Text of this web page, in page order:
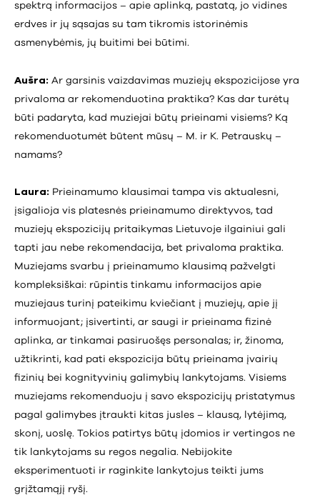
spektrą informacijos – apie aplinką, pastatą, jo vidines
erdves ir jų sąsajas su tam tikromis istorinėmis
asmenybėmis, jų buitimi bei būtimi.
Aušra: Ar garsinis vaizdavimas muziejų ekspozicijose yra
privaloma ar rekomenduotina praktika? Kas dar turėtų
būti padaryta, kad muziejai būtų prieinami visiems? Ką
rekomenduotumėt būtent mūsų – M. ir K. Petrauskų –
namams?
Laura: Prieinamumo klausimai tampa vis aktualesni,
įsigalioja vis platesnės prieinamumo direktyvos, tad
muziejų ekspozicijų pritaikymas Lietuvoje ilgainiui gali
tapti jau nebe rekomendacija, bet privaloma praktika.
Muziejams svarbu į prieinamumo klausimą pažvelgti
kompleksiškai: rūpintis tinkamu informacijos apie
muziejaus turinį pateikimu kviečiant į muziejų, apie jį
informuojant; įsivertinti, ar saugi ir prieinama fizinė
aplinka, ar tinkamai pasiruošęs personalas; ir, žinoma,
užtikrinti, kad pati ekspozicija būtų prieinama įvairių
fizinių bei kognityvinių galimybių lankytojams. Visiems
muziejams rekomenduoju į savo ekspozicijų pristatymus
pagal galimybes įtraukti kitas jusles – klausą, lytėjimą,
skonį, uoslę. Tokios patirtys būtų įdomios ir vertingos ne
tik lankytojams su regos negalia. Nebijokite
eksperimentuoti ir raginkite lankytojus teikti jums
grįžtamąjį ryšį.